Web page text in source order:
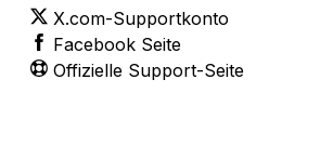
X.com-Supportkonto
Facebook Seite
Offizielle Support-Seite